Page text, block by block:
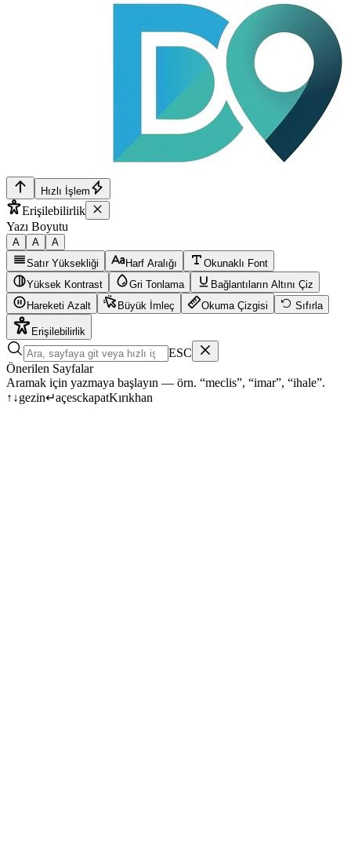
Hızlı İşlem
Erişilebilirlik
Yazı Boyutu
A A
A
Satır Yüksekliği
Harf Aralığı
Okunaklı Font
Yüksek Kontrast
Gri Tonlama
Bağlantıların Altını Çiz
Hareketi Azalt
Büyük İmleç Okuma Çizgisi Sıfırla
Erişilebilirlik
ESC
Önerilen Sayfalar
Aramak için yazmaya başlayın — örn. “meclis”, “imar”, “ihale”.
↑ ↓gezin↵açesckapatKırıkhan